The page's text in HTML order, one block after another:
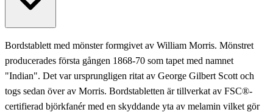
Bordstablett med mönster formgivet av William Morris. Mönstret
producerades första gången 1868-70 som tapet med namnet
"Indian". Det var ursprungligen ritat av George Gilbert Scott och
togs sedan över av Morris. Bordstabletten är tillverkat av FSC®-
certifierad björkfanér med en skyddande yta av melamin vilket gör